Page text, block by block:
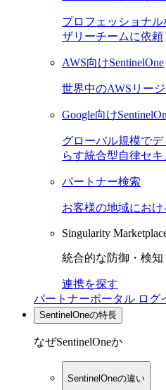
プロフェッショナ
ザリーチームに依頼
AWS向けSentinelOne
世界中のAWSリー
Google向け
グローバル規模で
らす統合型自律セキ
パートナー検索
お客様の地域にお
Singularity
統合的な防御・検
連携を探す
パートナーポータル ログ
SentinelOneの特長
なぜSentinelOneか
SentinelOneの違い